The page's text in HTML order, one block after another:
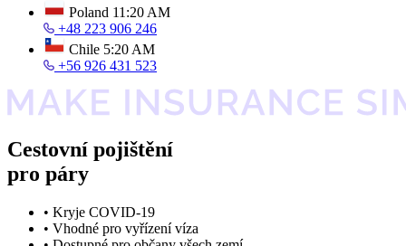
Poland 11:20 AM
+48 223 906 246
Chile 5:20 AM
+56 926 431 523
Cestovní pojištění
pro páry
• Kryje COVID-19
• Vhodné pro vyřízení víza